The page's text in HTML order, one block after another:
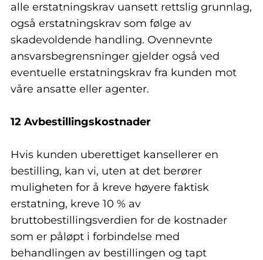
alle erstatningskrav uansett rettslig grunnlag,
også erstatningskrav som følge av
skadevoldende handling. Ovennevnte
ansvarsbegrensninger gjelder også ved
eventuelle erstatningskrav fra kunden mot
våre ansatte eller agenter.
12 Avbestillingskostnader
Hvis kunden uberettiget kansellerer en
bestilling, kan vi, uten at det berører
muligheten for å kreve høyere faktisk
erstatning, kreve 10 % av
bruttobestillingsverdien for de kostnader
som er påløpt i forbindelse med
behandlingen av bestillingen og tapt